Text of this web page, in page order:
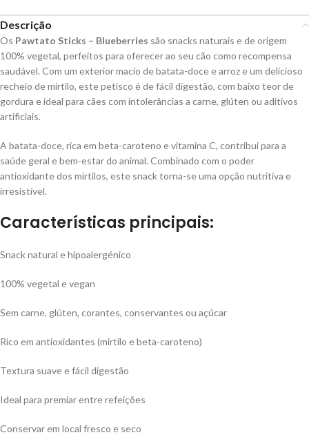
Descrição
Os Pawtato Sticks – Blueberries são snacks naturais e de origem
100% vegetal, perfeitos para oferecer ao seu cão como recompensa
saudável. Com um exterior macio de batata-doce e arroz e um delicioso
recheio de mirtilo, este petisco é de fácil digestão, com baixo teor de
gordura e ideal para cães com intolerâncias a carne, glúten ou aditivos
artificiais.
A batata-doce, rica em beta-caroteno e vitamina C, contribui para a
saúde geral e bem-estar do animal. Combinado com o poder
antioxidante dos mirtilos, este snack torna-se uma opção nutritiva e
irresistível.
Características principais:
Snack natural e hipoalergénico
100% vegetal e vegan
Sem carne, glúten, corantes, conservantes ou açúcar
Rico em antioxidantes (mirtilo e beta-caroteno)
Textura suave e fácil digestão
Ideal para premiar entre refeições
Conservar em local fresco e seco